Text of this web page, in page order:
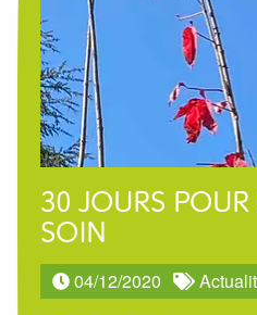
30 JOURS POUR
SOIN
04/12/2020